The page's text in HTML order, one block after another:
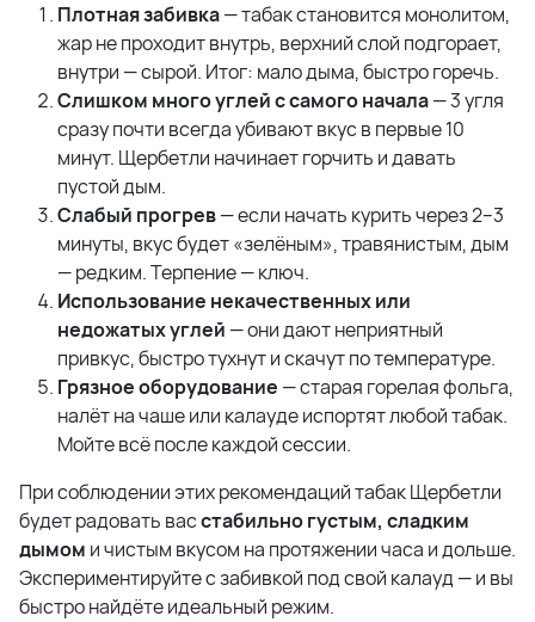
Плотная забивка— табак становится монолитом,
жар не проходит внутрь, верхний слой подгорает,
внутри — сырой. Итог: мало дыма, быстро горечь.
Слишком много углей с самого начала— 3 угля
сразу почти всегда убивают вкус в первые 10
минут. Щербетли начинает горчить и давать
пустой дым.
Слабый прогрев— если начать курить через 2–3
минуты, вкус будет «зелёным», травянистым, дым
— редким. Терпение — ключ.
Использование некачественных или
недожатых углей — они дают неприятный
привкус, быстро тухнут и скачут по температуре.
Грязное оборудование — старая горелая фольга,
налёт на чаше или калауде испортят любой табак.
Мойте всё после каждой сессии.
При соблюдении этих рекомендаций табак Щербетли
будет радовать васстабильно густым, сладким
дымом и чистым вкусом на протяжении часа и дольше.
Экспериментируйте с забивкой под свой калауд — и вы
быстро найдёте идеальный режим.